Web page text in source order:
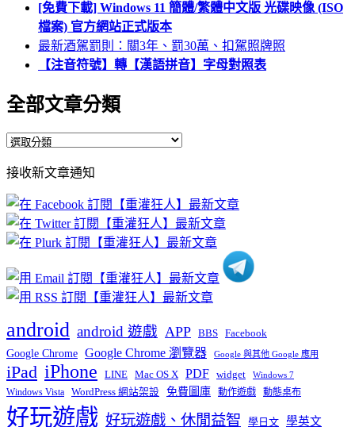
[免費下載] Windows 11 簡體/繁體中文版 光碟映像 (ISO
檔案) 官方網站正式版本
最新酒駕罰則：關3年、罰30萬、扣駕照牌照
【注音符號】轉【漢語拼音】字母對照表
全部文章分類
全
文
章
分
類
接收新文章通知
android android 遊戲 APP BBS Facebook
Google Chrome Google Chrome 瀏覽器 Google 與其他 Google 應用
iPad iPhone LINE Mac OS X PDF widget Windows 7
Windows Vista WordPress 網站架設 免費圖庫 動作遊戲 動態桌布
好玩遊戲 好玩遊戲、休閒益智 學日文 學英文